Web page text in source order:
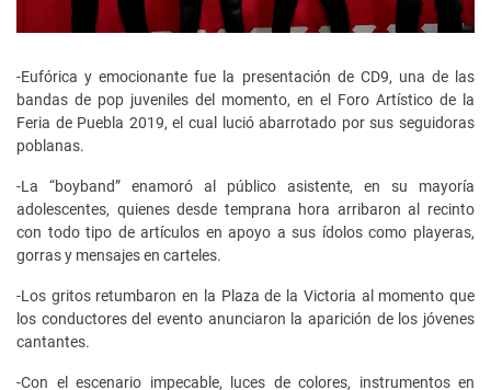
-Eufórica y emocionante fue la presentación de CD9, una de las
bandas de pop juveniles del momento, en el Foro Artístico de la
Feria de Puebla 2019, el cual lució abarrotado por sus seguidoras
poblanas.
-La “boyband” enamoró al público asistente, en su mayoría
adolescentes, quienes desde temprana hora arribaron al recinto
con todo tipo de artículos en apoyo a sus ídolos como playeras,
gorras y mensajes en carteles.
-Los gritos retumbaron en la Plaza de la Victoria al momento que
los conductores del evento anunciaron la aparición de los jóvenes
cantantes.
-Con el escenario impecable, luces de colores, instrumentos en